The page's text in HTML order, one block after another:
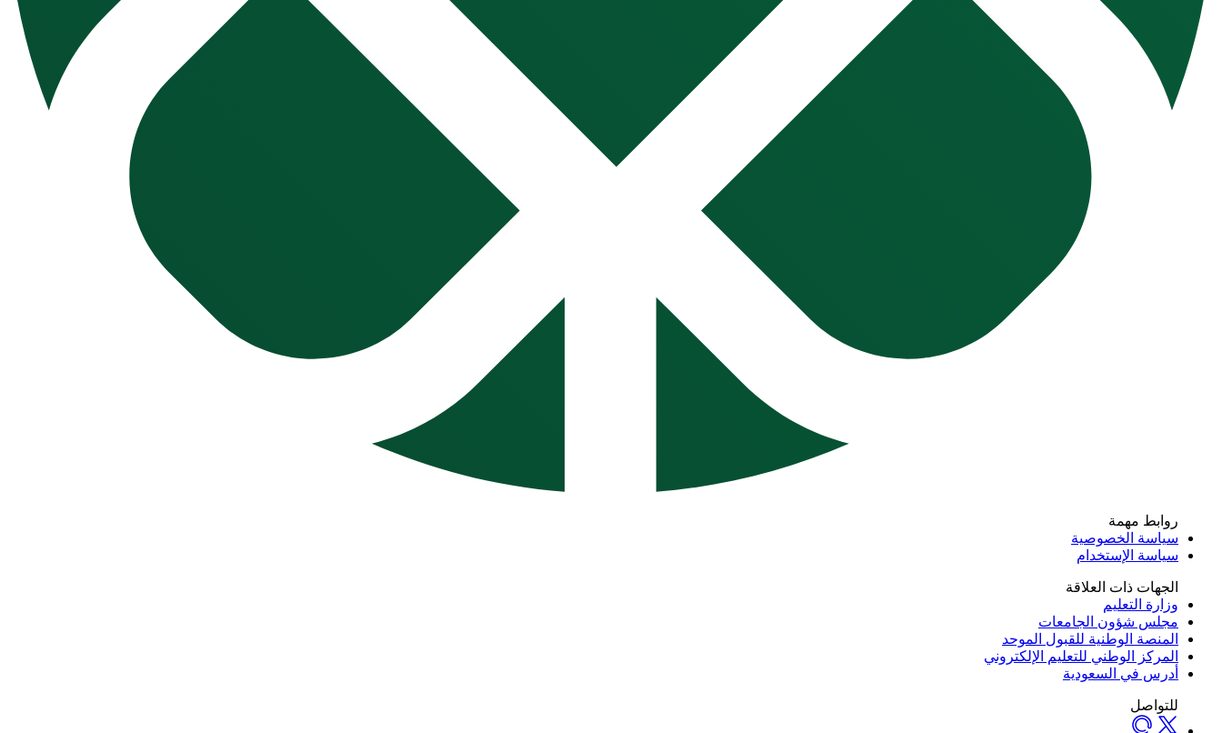
روابط مهمة
سياسة الخصوصية
سياسة الإستخدام
الجهات ذات العلاقة
وزارة التعليم
مجلس شؤون الجامعات
المنصة الوطنية للقبول الموحد
المركز الوطني للتعليم الإلكتروني
أدرس في السعودية
للتواصل